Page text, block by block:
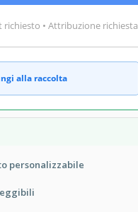
richiesto • Attribuzione richiesta
alla raccolta
personalizzabile